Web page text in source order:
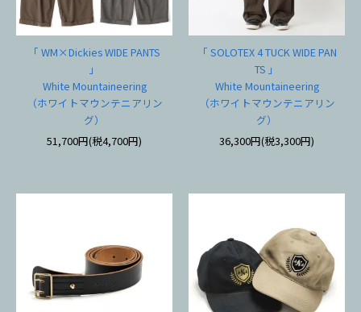
「 WM×Dickies WIDE PANTS
」
White Mountaineering
（ホワイトマウンテニアリン
グ）
51,700円(税4,700円)
「 SOLOTEX 4 TUCK WIDE PAN
TS 」
White Mountaineering
（ホワイトマウンテニアリン
グ）
36,300円(税3,300円)